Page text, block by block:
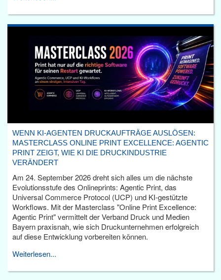
WENN KI-AGENTEN DRUCKAUFTRÄGE AUSLÖSEN:
MASTERCLASS ONLINE PRINT EXCELLENCE: AGENTIC
PRINT ZEIGT, WIE KI DIE DRUCKINDUSTRIE
VERÄNDERT
Am 24. September 2026 dreht sich alles um die nächste
Evolutionsstufe des Onlineprints: Agentic Print, das
Universal Commerce Protocol (UCP) und KI-gestützte
Workflows. Mit der Masterclass "Online Print Excellence:
Agentic Print" vermittelt der Verband Druck und Medien
Bayern praxisnah, wie sich Druckunternehmen erfolgreich
auf diese Entwicklung vorbereiten können.
Weiterlesen...